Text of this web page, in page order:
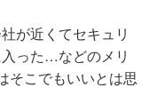
が近くてセキュリ
った…などのメリ
そこでもいいとは思